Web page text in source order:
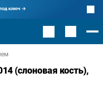
(слоновая кость),